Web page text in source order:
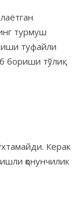
турмуш
туфайли
бориши тўлиқ
Керак
қонунчилик